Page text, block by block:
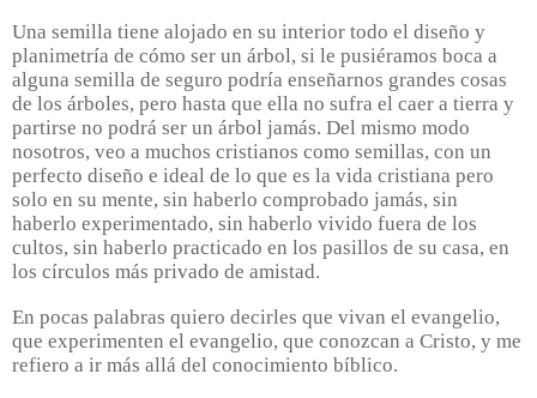
Una semilla tiene alojado en su interior todo el diseño y
planimetría de cómo ser un árbol, si le pusiéramos boca a
alguna semilla de seguro podría enseñarnos grandes cosas
de los árboles, pero hasta que ella no sufra el caer a tierra y
partirse no podrá ser un árbol jamás. Del mismo modo
nosotros, veo a muchos cristianos como semillas, con un
perfecto diseño e ideal de lo que es la vida cristiana pero
solo en su mente, sin haberlo comprobado jamás, sin
haberlo experimentado, sin haberlo vivido fuera de los
cultos, sin haberlo practicado en los pasillos de su casa, en
los círculos más privado de amistad.
En pocas palabras quiero decirles que vivan el evangelio,
que experimenten el evangelio, que conozcan a Cristo, y me
refiero a ir más allá del conocimiento bíblico.